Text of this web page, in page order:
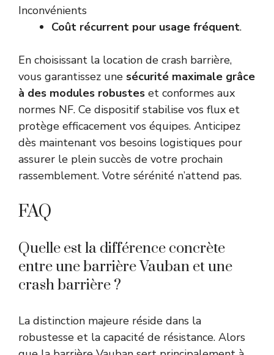
Inconvénients
Coût récurrent pour usage fréquent.
En choisissant la location de crash barrière,
vous garantissez une sécurité maximale grâce
à des modules robustes et conformes aux
normes NF. Ce dispositif stabilise vos flux et
protège efficacement vos équipes. Anticipez
dès maintenant vos besoins logistiques pour
assurer le plein succès de votre prochain
rassemblement. Votre sérénité n’attend pas.
FAQ
Quelle est la différence concrète
entre une barrière Vauban et une
crash barrière ?
La distinction majeure réside dans la
robustesse et la capacité de résistance. Alors